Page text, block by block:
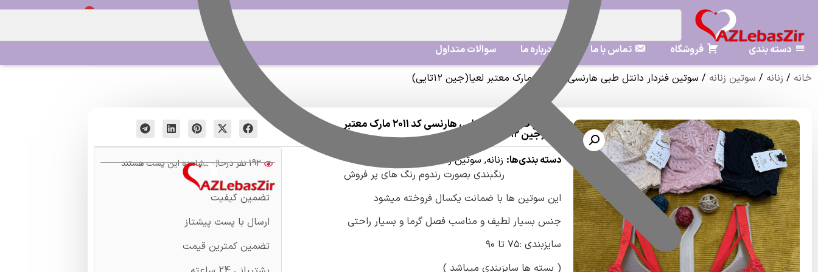
0
دسته بندی فروشگاه تماس با ما درباره ما
سوالات متداول
خانه / زنانه / سوتین زنانه / سوتین فنردار دانتل طبی هارنسی کد ۲۰۱۱ مارک معتبر لعیا(جین ۱۲تایی)
سوتین فنردار دانتل طبی هارنسی کد ۲۰۱۱ مارک معتبر
لعیا(جین ۱۲تایی)
اشتراک گذاری:
دسته بندی‌ها: زنانه, سوتین زنانه
رنگبندی بصورت رندوم رنگ های پر فروش
این سوتین ها با ضمانت یکسال فروخته میشود
جنس بسیار لطیف و مناسب فصل گرما و بسیار راحتی
سایزبندی :۷۵ تا ۹۰
( بسته ها سایزبندی میباشد )
192 نفر درحال مشاهده این پست هستند
تضمین کیفیت
ارسال با پست پیشتاز
تضمین کمترین قیمت